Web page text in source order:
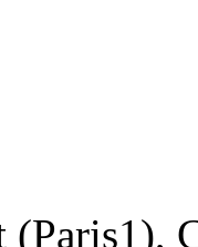
(Paris1),